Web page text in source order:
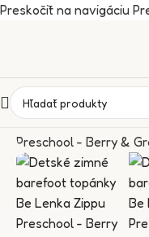
Preskočiť na navigáciu